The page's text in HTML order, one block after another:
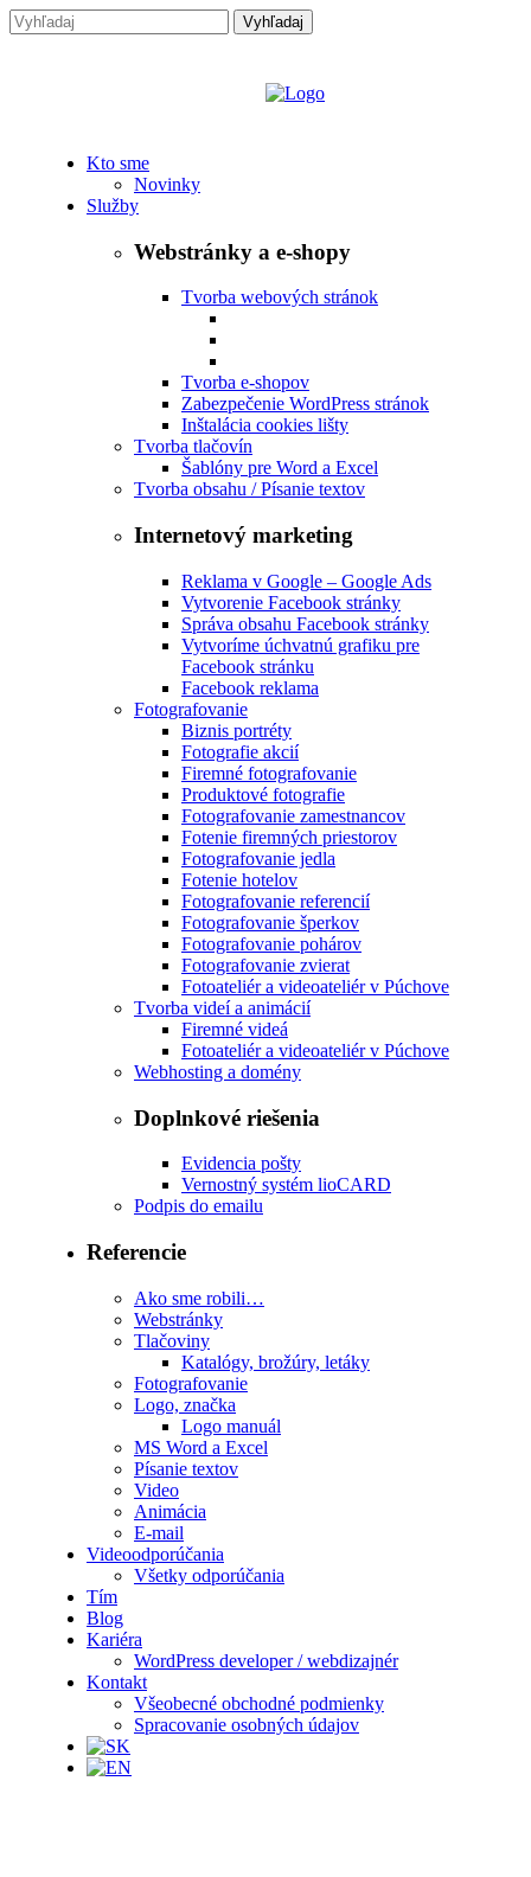
Kto sme
Novinky
Služby
Webstránky a e-shopy
Tvorba webových stránok
Tvorba e-shopov
Zabezpečenie WordPress stránok
Inštalácia cookies lišty
Tvorba tlačovín
Šablóny pre Word a Excel
Tvorba obsahu / Písanie textov
Internetový marketing
Reklama v Google – Google Ads
Vytvorenie Facebook stránky
Správa obsahu Facebook stránky
Vytvoríme úchvatnú grafiku pre
Facebook stránku
Facebook reklama
Fotografovanie
Biznis portréty
Fotografie akcií
Firemné fotografovanie
Produktové fotografie
Fotografovanie zamestnancov
Fotenie firemných priestorov
Fotografovanie jedla
Fotenie hotelov
Fotografovanie referencií
Fotografovanie šperkov
Fotografovanie pohárov
Fotografovanie zvierat
Fotoateliér a videoateliér v Púchove
Tvorba videí a animácií
Firemné videá
Fotoateliér a videoateliér v Púchove
Webhosting a domény
Doplnkové riešenia
Evidencia pošty
Vernostný systém lioCARD
Podpis do emailu
Referencie
Ako sme robili…
Webstránky
Tlačoviny
Katalógy, brožúry, letáky
Fotografovanie
Logo, značka
Logo manuál
MS Word a Excel
Písanie textov
Video
Animácia
E-mail
Videoodporúčania
Všetky odporúčania
Tím
Blog
Kariéra
WordPress developer / webdizajnér
Kontakt
Všeobecné obchodné podmienky
Spracovanie osobných údajov